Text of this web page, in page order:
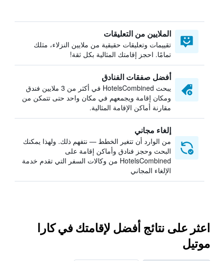
الملايين من التعليقات
تقييمات وتعليقات حقيقية من ملايين النزلاء، مثلك
تمامًا. احجز إقامتك المثالية بكل ثقة!
أفضل صفقات الفنادق
يبحث HotelsCombined في أكثر من 3 ملايين فندق
ومكان إقامة ويجمعهم في مكان واحد حتى تتمكن من
مقارنة أماكن الإقامة المثالية.
إلغاء مجاني
من الوارد أن تتغير الخطط — نتفهم ذلك. ولهذا يمكنك
البحث وحجز فنادق وأماكن إقامة على
HotelsCombined من وكالات السفر التي تقدم خدمة
الإلغاء المجاني
اعثر على نتائج أفضل لإقامتك في كارا
موتيل